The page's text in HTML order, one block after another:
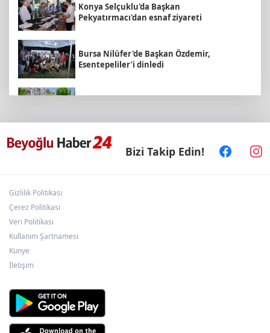
Konya Selçuklu'da Başkan
Pekyatırmacı'dan esnaf ziyareti
Bursa Nilüfer'de Başkan Özdemir,
Esentepeliler’i dinledi
Sakarya Büyükşehir'den çocuklara yaz
Bizi Takip Edin!
Gizlilik Politikası
Çerez Politikası
Veri Politikası
Kullanım Şartnamesi
Künye
İletişim